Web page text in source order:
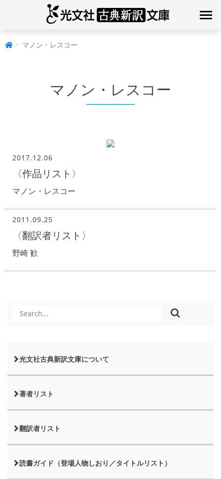
マノン・レスコー
マノン・レスコー
2017.12.06
〈作品リスト〉
マノン・レスコー
2011.09.25
〈翻訳者リスト〉
野崎 歓
光文社古典新訳文庫について
著者リスト
翻訳者リスト
読書ガイド（登場人物しおり／タイトルリスト）